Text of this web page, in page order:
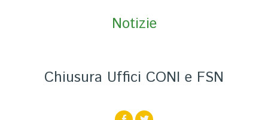
Notizie
Chiusura Uffici CONI e FSN
Statuto e Regolamenti
Assicurazione
Società